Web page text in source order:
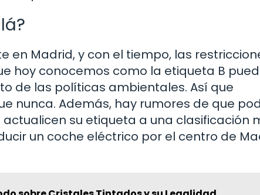
Madrid, y con el tiempo, las
hoy conocemos como la etiqueta B
de las políticas ambientales. Así que
nunca. Además, hay rumores de que
su etiqueta a una clasificación
un coche eléctrico por el centro de